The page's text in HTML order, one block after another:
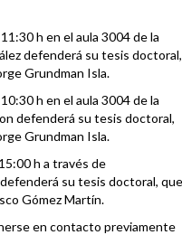
h en el aula 3004 de la
defenderá su tesis doctoral,
Grundman Isla.
h en el aula 3004 de la
defenderá su tesis doctoral,
Grundman Isla.
h a través de
su tesis doctoral, que
Gómez Martín.
en contacto previamente